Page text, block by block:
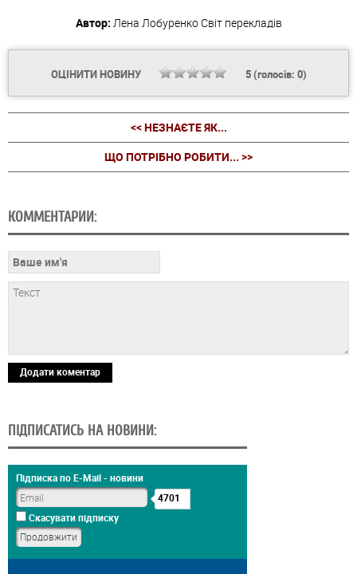
Автор: Лена ЛобуренкоСвіт перекладів
ОЦІНИТИ НОВИНУ 5(голосів: 0)
<< НЕЗНАЄТЕ ЯК...
ЩО ПОТРІБНО РОБИТИ... >>
КОММЕНТАРИИ:
Додати коментар
ПІДПИСАТИСЬ НА НОВИНИ:
Підписка по E-Mail - новини
4701
Скасувати підписку